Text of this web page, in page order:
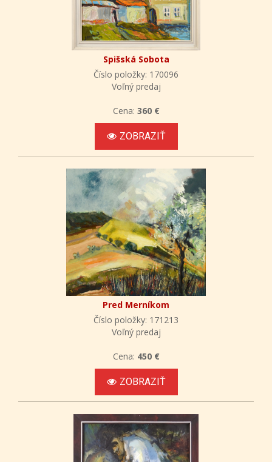
Spišská Sobota
Číslo položky: 170096
Voľný predaj
Cena: 360 €
ZOBRAZIŤ
Pred Merníkom
Číslo položky: 171213
Voľný predaj
Cena: 450 €
ZOBRAZIŤ